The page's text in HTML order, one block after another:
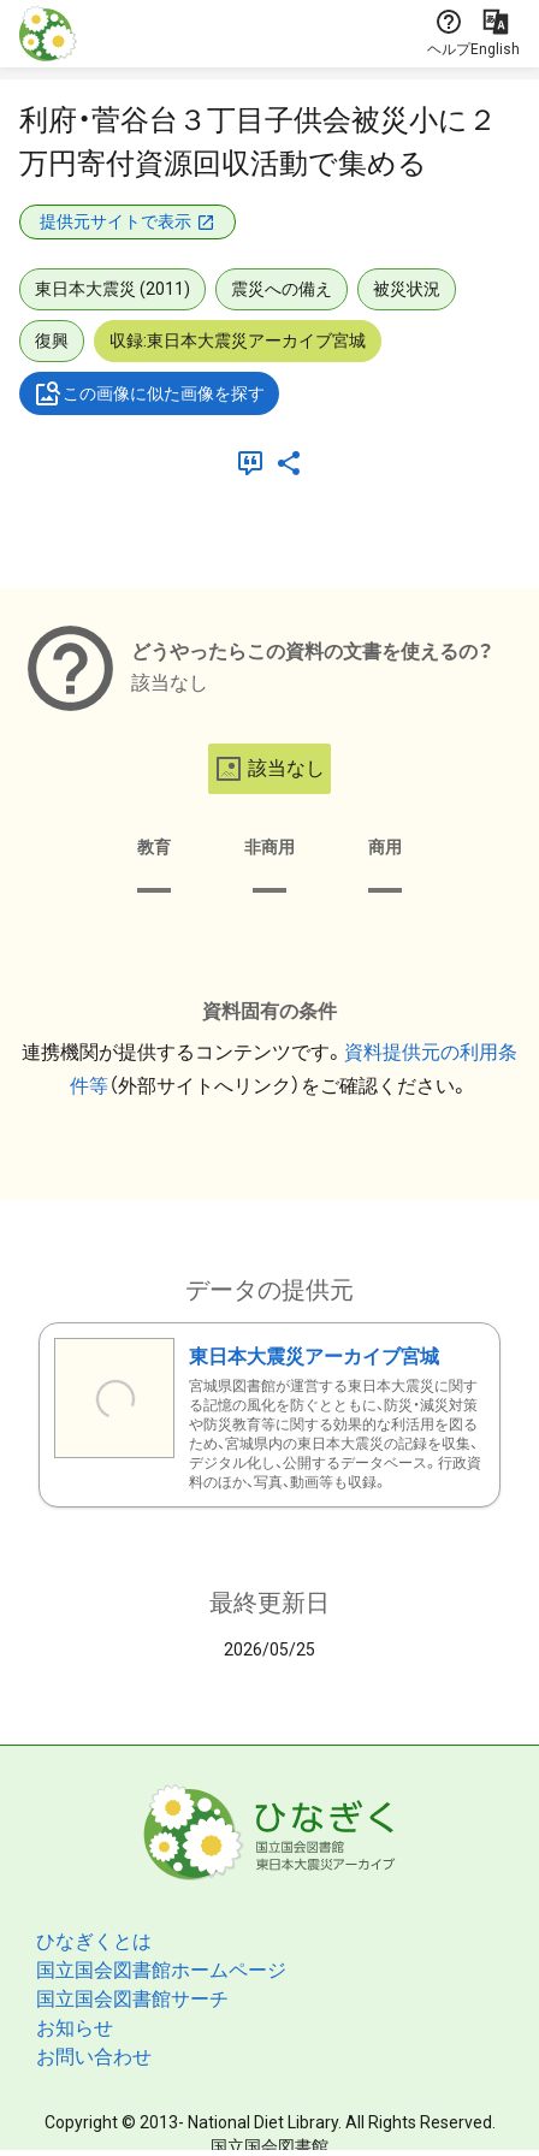
本文に飛ぶ
ヘルプEnglish
利府・菅谷台３丁目子供会被災小に２
万円寄付資源回収活動で集める
提供元サイトで表示
東日本大震災 (2011) 震災への備え 被災状況
復興 収録:東日本大震災アーカイブ宮城
この画像に似た画像を探す
どうやったらこの資料の文書を使えるの？
該当なし
該当なし
教育 非商用 商用
資料固有の条件
連携機関が提供するコンテンツです。 資料提供元の利用条
件等（外部サイトへリンク）をご確認ください。
データの提供元
東日本大震災アーカイブ宮城
宮城県図書館が運営する東日本大震災に関す
る記憶の風化を防ぐとともに、防災・減災対策
や防災教育等に関する効果的な利活用を図る
ため、宮城県内の東日本大震災の記録を収集、
デジタル化し、公開するデータベース。行政資
料のほか、写真、動画等も収録。
最終更新日
2026/05/25
ひなぎくとは
国立国会図書館ホームページ
国立国会図書館サーチ
お知らせ
お問い合わせ
Copyright © 2013- National Diet Library. All Rights Reserved.